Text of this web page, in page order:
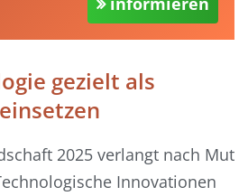
gezielt als
2025 verlangt nach Mut
Innovationen